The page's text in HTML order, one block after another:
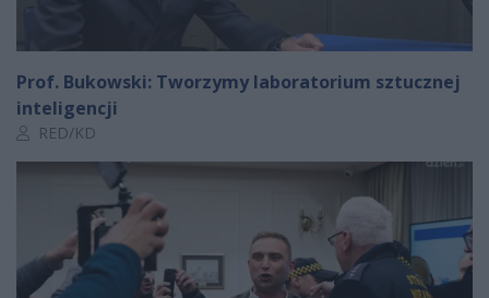
Prof. Bukowski: Tworzymy laboratorium sztucznej
inteligencji
Autor artykułu:
RED/KD